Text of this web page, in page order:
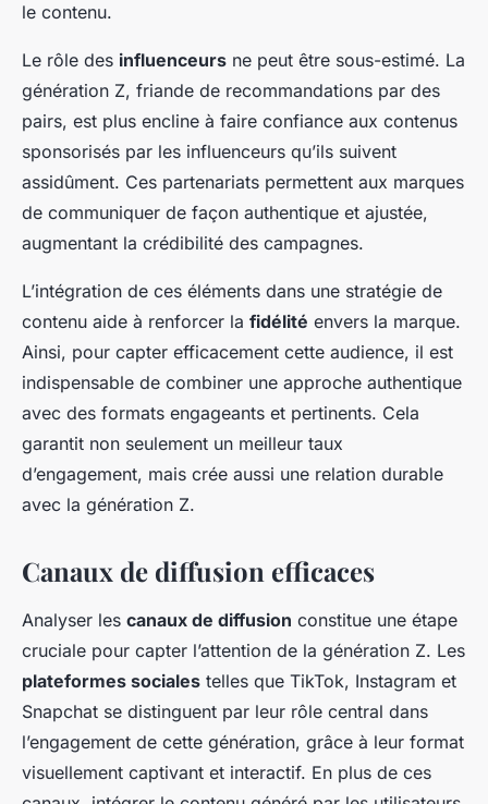
le contenu.
Le rôle des influenceurs ne peut être sous-estimé. La
génération Z, friande de recommandations par des
pairs, est plus encline à faire confiance aux contenus
sponsorisés par les influenceurs qu’ils suivent
assidûment. Ces partenariats permettent aux marques
de communiquer de façon authentique et ajustée,
augmentant la crédibilité des campagnes.
L’intégration de ces éléments dans une stratégie de
contenu aide à renforcer la fidélité envers la marque.
Ainsi, pour capter efficacement cette audience, il est
indispensable de combiner une approche authentique
avec des formats engageants et pertinents. Cela
garantit non seulement un meilleur taux
d’engagement, mais crée aussi une relation durable
avec la génération Z.
Canaux de diffusion efficaces
Analyser les canaux de diffusion constitue une étape
cruciale pour capter l’attention de la génération Z. Les
plateformes sociales telles que TikTok, Instagram et
Snapchat se distinguent par leur rôle central dans
l’engagement de cette génération, grâce à leur format
visuellement captivant et interactif. En plus de ces